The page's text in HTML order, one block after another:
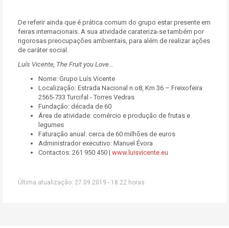
De referir ainda que é prática comum do grupo estar presente em
feiras internacionais. A sua atividade carateriza-se também por
rigorosas preocupações ambientais, para além de realizar ações
de caráter social.
Luís Vicente, The Fruit you Love…
Nome: Grupo Luís Vicente
Localização: Estrada Nacional n.o8, Km 36 – Freixofeira
2565-733 Turcifal - Torres Vedras
Fundação: década de 60
Área de atividade: comércio e produção de frutas e
legumes
Faturação anual: cerca de 60 milhões de euros
Administrador executivo: Manuel Évora
Contactos: 261 950 450 | www.luisvicente.eu
Última atualização: 27.09.2019 - 18:22 horas